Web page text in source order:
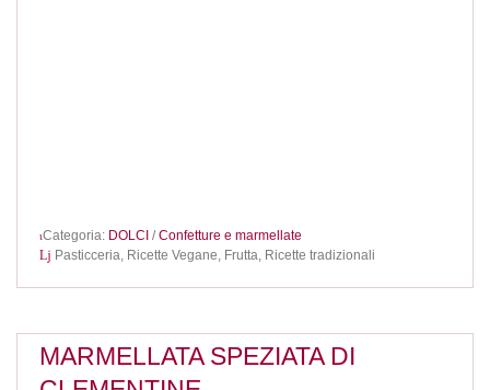
Categoria: DOLCI /Confetture e marmellate
Pasticceria, Ricette Vegane, Frutta, Ricette tradizionali
MARMELLATA SPEZIATA DI